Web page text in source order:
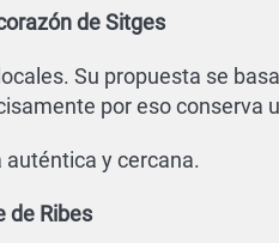
de Sitges
Su propuesta se
por eso conserva
y cercana.
de Ribes